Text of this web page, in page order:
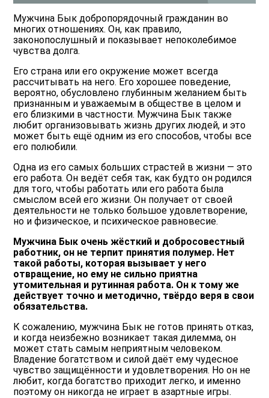
Мужчина Бык добропорядочный гражданин во
многих отношениях. Он, как правило,
законопослушный и показывает непоколебимое
чувства долга.
Его страна или его окружение может всегда
рассчитывать на него. Его хорошее поведение,
вероятно, обусловлено глубинным желанием быть
признанным и уважаемым в обществе в целом и
его близкими в частности. Мужчина Бык также
любит организовывать жизнь других людей, и это
может быть ещё одним из его способов, чтобы все
его полюбили.
Одна из его самых больших страстей в жизни — это
его работа. Он ведёт себя так, как будто он родился
для того, чтобы работать или его работа была
смыслом всей его жизни. Он получает от своей
деятельности не только большое удовлетворение,
но и физическое, и психическое равновесие.
Мужчина Бык очень жёсткий и добросовестный
работник, он не терпит принятия полумер. Нет
такой работы, которая вызывает у него
отвращение, но ему не сильно приятна
утомительная и рутинная работа. Он к тому же
действует точно и методично, твёрдо веря в свои
обязательства.
К сожалению, мужчина Бык не готов принять отказ,
и когда неизбежно возникает такая дилемма, он
может стать самым неприятным человеком.
Владение богатством и силой даёт ему чудесное
чувство защищённости и удовлетворения. Но он не
любит, когда богатство приходит легко, и именно
поэтому он никогда не играет в азартные игры.